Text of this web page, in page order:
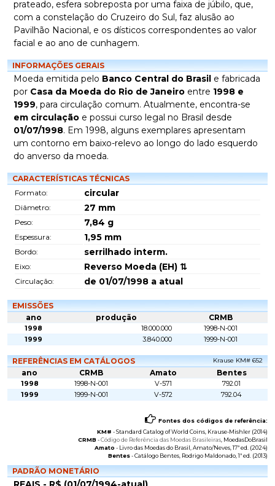
prateado, esfera sobreposta por uma faixa de júbilo, que,
com a constelação do Cruzeiro do Sul, faz alusão ao
Pavilhão Nacional, e os dísticos correspondentes ao valor
facial e ao ano de cunhagem.
INFORMAÇÕES GERAIS
Moeda emitida pelo Banco Central do Brasil e fabricada
por Casa da Moeda do Rio de Janeiro entre 1998 e
1999, para circulação comum. Atualmente, encontra-se
em circulação e possui curso legal no Brasil desde
01/07/1998. Em 1998, alguns exemplares apresentam
um contorno em baixo-relevo ao longo do lado esquerdo
do anverso da moeda.
CARACTERÍSTICAS TÉCNICAS
Formato:
circular
Diâmetro: 27 mm
Peso: 7,84 g
Espessura: 1,95 mm
Bordo: serrilhado interm.
Eixo: Reverso Moeda (EH) ⇅
Circulação: de 01/07/1998 a atual
EMISSÕES
ano
produção CRMB
1998 18.000.000
1998-N-001
1999
3.840.000 1999-N-001
REFERÊNCIAS EM CATÁLOGOS Krause KM# 652
ano CRMB Amato Bentes
1998 1998-N-001 V-571
792.01
1999
1999-N-001 V-572 792.04
Fontes dos códigos de referência:
KM# -Standard Catalog of World Coins , Krause-Mishler (2014)
CRMB -Código de Referência das Moedas Brasileiras , MoedasDoBrasil
Amato - Livro das Moedas do Brasil , Amato/Neves, 17ª ed. (2024)
Bentes-Catálogo Bentes , Rodrigo Maldonado, 1ª ed. (2013)
PADRÃO MONETÁRIO